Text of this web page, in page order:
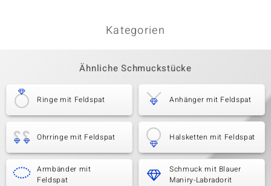
Kategorien
Ähnliche Schmuckstücke
Ringe mit Feldspat Anhänger mit Feldspat
Ohrringe mit Feldspat Halsketten mit Feldspat
Armbänder mit
Feldspat
Schmuck mit Blauer
Maniry-Labradorit